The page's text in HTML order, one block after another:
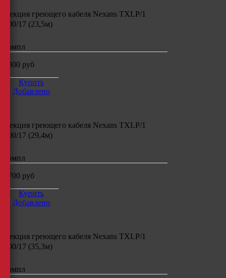
Секция греющего кабеля Nexans TXLP/1
400/17 (23,5м)
компл
8300 руб
Купить
Добавлено
Секция греющего кабеля Nexans TXLP/1
500/17 (29,4м)
компл
8700 руб
Купить
Добавлено
Секция греющего кабеля Nexans TXLP/1
600/17 (35,3м)
компл